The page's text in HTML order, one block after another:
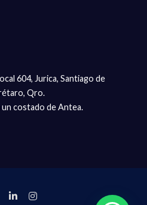
604, Jurica, Santiago de
Qro.
costado de Antea.